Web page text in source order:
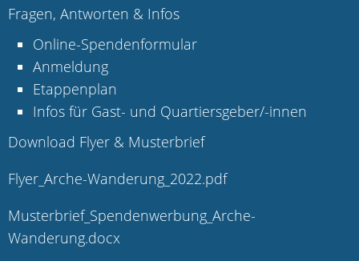
Fragen, Antworten & Infos
Online-Spendenformular
Anmeldung
Etappenplan
Infos für Gast- und Quartiersgeber/-innen
Download Flyer & Musterbrief
Flyer_Arche-Wanderung_2022.pdf
Musterbrief_Spendenwerbung_Arche-
Wanderung.docx